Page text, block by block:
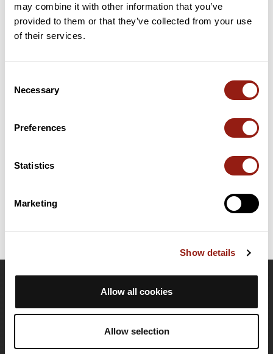
may combine it with other information that you’ve
provided to them or that they’ve collected from your use
of their services.
Selection
Necessary
Preferences
Statistics
Marketing
Show details
Allow all cookies
Allow selection
Ajouter un avis
Résumé
Découvrez ce parcours de vélo de 67,8 km à proximité de
une ascension cumulée de plus de 580m. Prévoyez environ 3
Equipe